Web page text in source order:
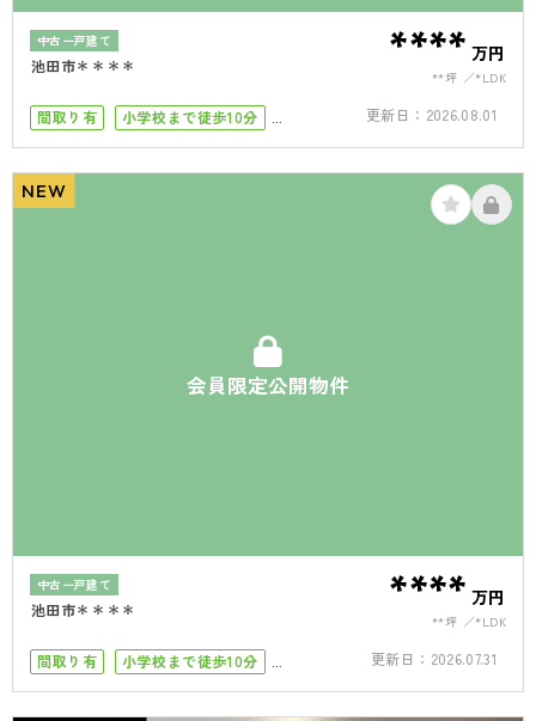
中古一戸建て
池田市＊＊＊＊ **** 万円
**坪 *LDK
間取り有
小学校まで徒歩10分
更新日： 2026.08.01
会員限定公開物件
NEW
中古一戸建て
池田市＊＊＊＊ **** 万円
**坪 *LDK
間取り有
小学校まで徒歩10分
更新日： 2026.07.31